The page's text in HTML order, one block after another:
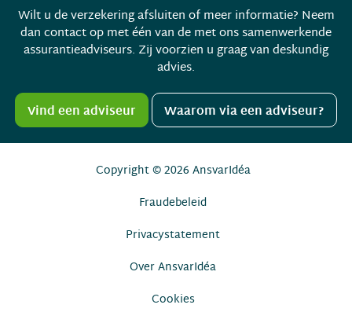
Wilt u de verzekering afsluiten of meer informatie? Neem
dan contact op met één van de met ons samenwerkende
assurantieadviseurs. Zij voorzien u graag van deskundig
advies.
Vind een adviseur Waarom via een adviseur?
Copyright © 2026 AnsvarIdéa
Fraudebeleid
Privacystatement
Over AnsvarIdéa
Cookies